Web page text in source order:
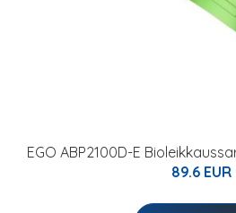
EGO ABP2100D-E
89.6 EUR